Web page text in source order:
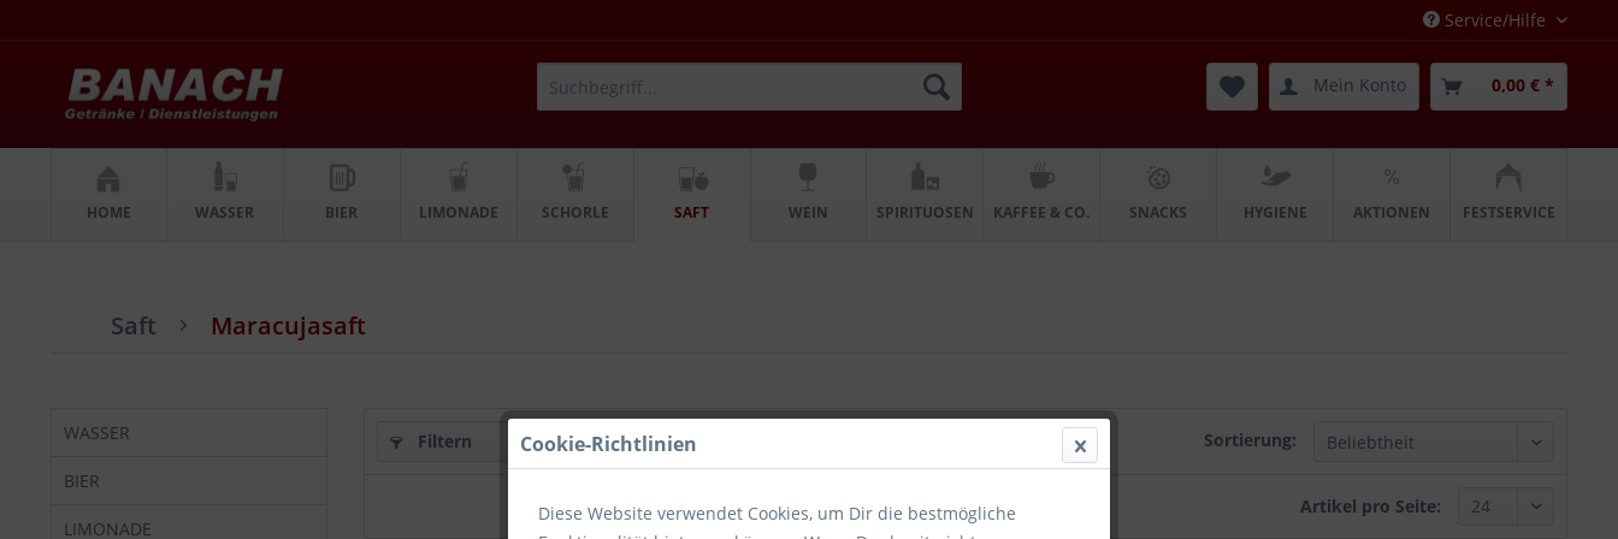
Service/Hilfe
Mein Konto 0,00 € *
HOME WASSER BIER LIMONADE SCHORLE SAFT WEIN SPIRITUOSEN KAFFEE & CO. SNACKS HYGIENE AKTIONEN FESTSERVICE
Saft Maracujasaft
WASSER
BIER
LIMONADE
Filtern Sortierung:
Artikel pro Seite:
Cookie-Richtlinien
Diese Website verwendet Cookies, um Dir die bestmögliche